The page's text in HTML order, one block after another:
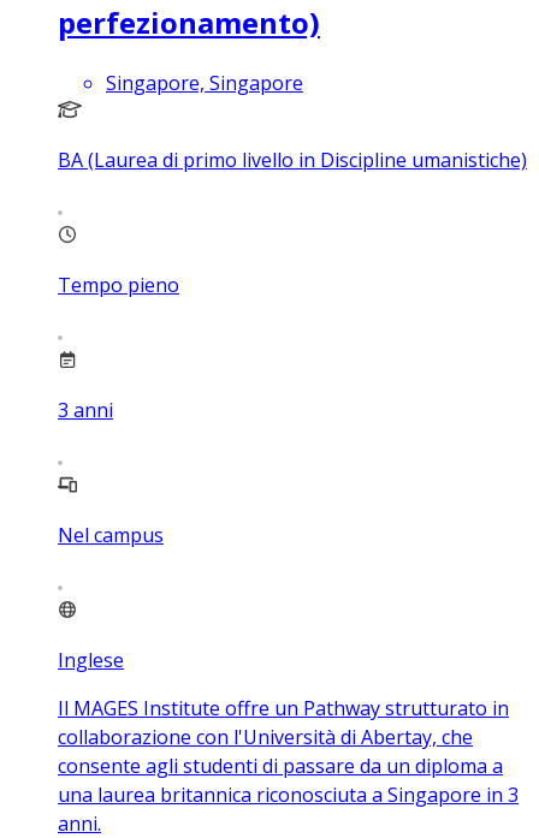
perfezionamento)
Singapore, Singapore
BA (Laurea di primo livello in Discipline umanistiche)
Tempo pieno
3 anni
Nel campus
Inglese
Il MAGES Institute offre un Pathway strutturato in
collaborazione con l'Università di Abertay, che
consente agli studenti di passare da un diploma a
una laurea britannica riconosciuta a Singapore in 3
anni.